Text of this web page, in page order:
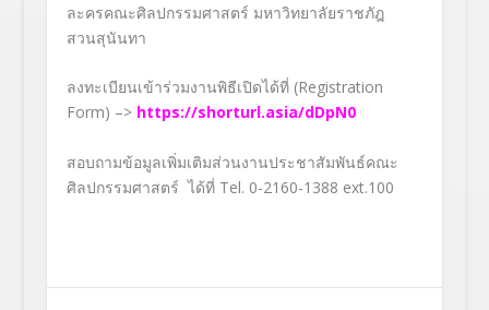
ละครคณะศิลปกรรมศาสตร์ มหาวิทยาลัยราชภัฎ
สวนสุนันทา
ลงทะเบียนเข้าร่วมงานพิธีเปิดได้ที่ (Registration
Form) –> https://shorturl.asia/dDpN0
สอบถามข้อมูลเพิ่มเติมส่วนงานประชาสัมพันธ์คณะ
ศิลปกรรมศาสตร์ ได้ที่ Tel. 0-2160-1388 ext.100